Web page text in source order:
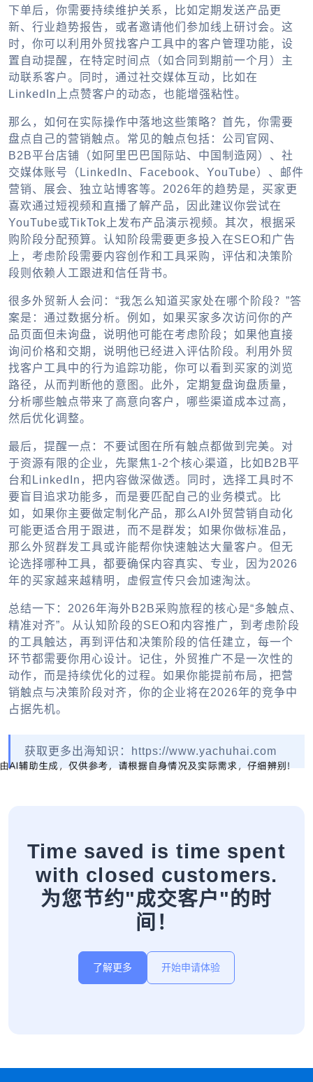
下单后，你需要持续维护关系，比如定期发送产品更
新、行业趋势报告，或者邀请他们参加线上研讨会。这
时，你可以利用外贸找客户工具中的客户管理功能，设
置自动提醒，在特定时间点（如合同到期前一个月）主
动联系客户。同时，通过社交媒体互动，比如在
LinkedIn上点赞客户的动态，也能增强粘性。
那么，如何在实际操作中落地这些策略？首先，你需要
盘点自己的营销触点。常见的触点包括：公司官网、
B2B平台店铺（如阿里巴巴国际站、中国制造网）、社
交媒体账号（LinkedIn、Facebook、YouTube）、邮件
营销、展会、独立站博客等。2026年的趋势是，买家更
喜欢通过短视频和直播了解产品，因此建议你尝试在
YouTube或TikTok上发布产品演示视频。其次，根据采
购阶段分配预算。认知阶段需要更多投入在SEO和广告
上，考虑阶段需要内容创作和工具采购，评估和决策阶
段则依赖人工跟进和信任背书。
很多外贸新人会问：“我怎么知道买家处在哪个阶段？”答
案是：通过数据分析。例如，如果买家多次访问你的产
品页面但未询盘，说明他可能在考虑阶段；如果他直接
询问价格和交期，说明他已经进入评估阶段。利用 外贸
找客户工具中的行为追踪功能，你可以看到买家的浏览
路径，从而判断他的意图。此外，定期复盘询盘质量，
分析哪些触点带来了高意向客户，哪些渠道成本过高，
然后优化调整。
最后，提醒一点：不要试图在所有触点都做到完美。对
于资源有限的企业，先聚焦1-2个核心渠道，比如B2B平
台和LinkedIn，把内容做深做透。同时，选择工具时不
要盲目追求功能多，而是要匹配自己的业务模式。比
如，如果你主要做定制化产品，那么AI外贸营销自动化
可能更适合用于跟进，而不是群发；如果你做标准品，
那么外贸群发工具或许能帮你快速触达大量客户。但无
论选择哪种工具，都要确保内容真实、专业，因为2026
年的买家越来越精明，虚假宣传只会加速淘汰。
总结一下：2026年海外B2B采购旅程的核心是“多触点、
精准对齐”。从认知阶段的SEO和内容推广，到考虑阶段
的工具触达，再到评估和决策阶段的信任建立，每一个
环节都需要你用心设计。记住， 外贸推广不是一次性的
动作，而是持续优化的过程。如果你能提前布局，把营
销触点与决策阶段对齐，你的企业将在2026年的竞争中
占据先机。
获取更多出海知识：https://www.yachuhai.com
Time saved is time spent
with closed customers.
为您节约"成交客户"的时
间！
了解更多 开始申请体验